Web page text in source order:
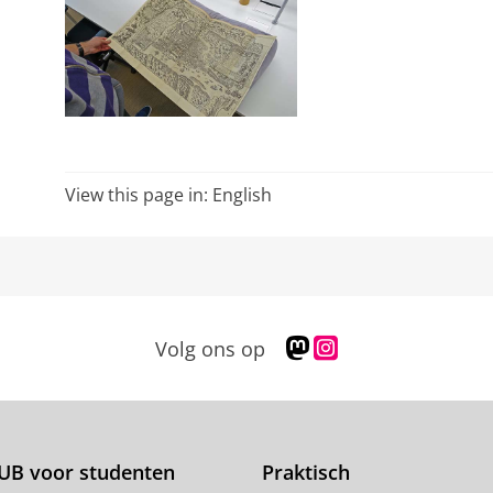
View this page in: English
Volg ons op
M
s
d
s
g
voor studenten Praktisch